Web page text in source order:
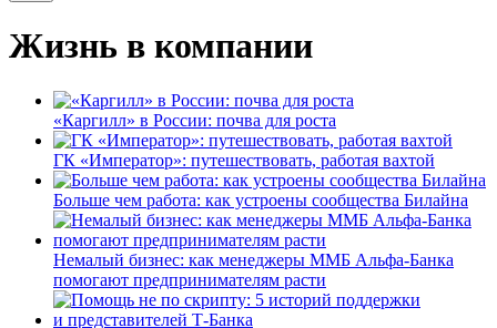
Жизнь в компании
«Каргилл» в России: почва для роста
ГК «Император»: путешествовать, работая вахтой
Больше чем работа: как устроены сообщества Билайна
Немалый бизнес: как менеджеры ММБ Альфа-Банка
помогают предпринимателям расти